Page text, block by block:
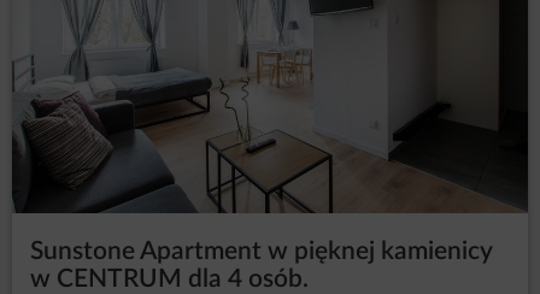
Sunstone Apartment w pięknej kamienicy
w CENTRUM dla 4 osób.